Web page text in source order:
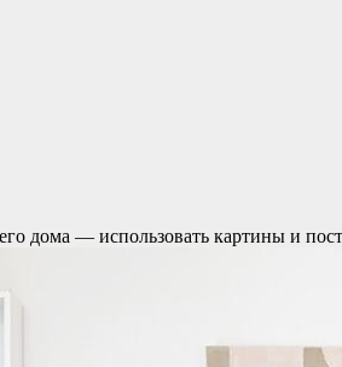
дома — использовать картины и